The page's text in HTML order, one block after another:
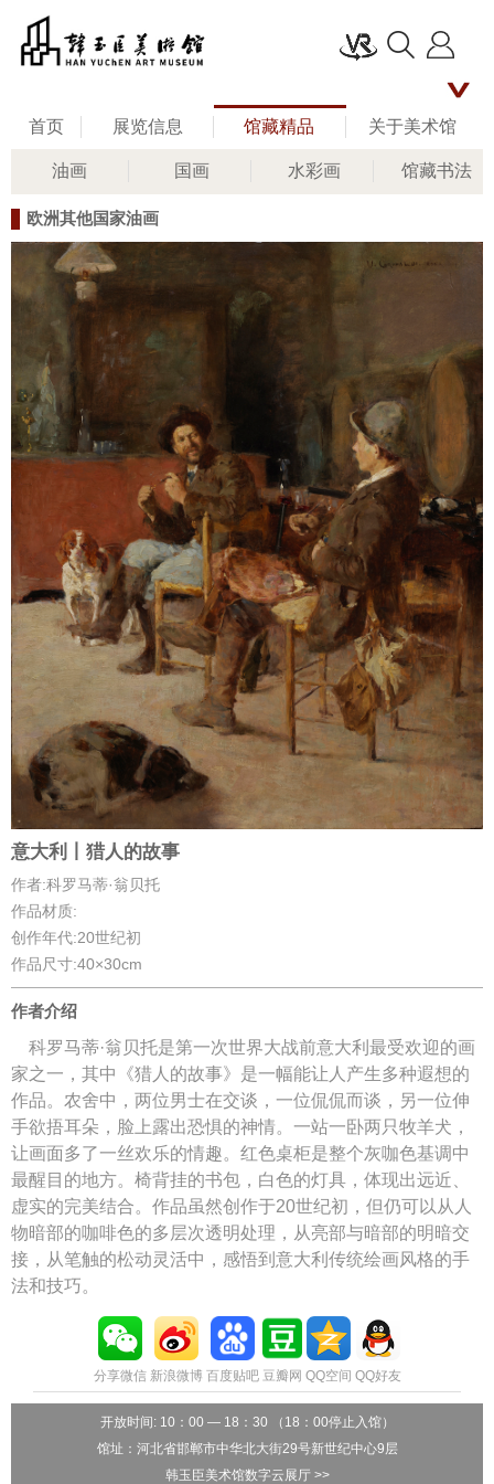
首页 展览信息 馆藏精品 关于美术馆
油画 国画 水彩画 馆藏书法
名家评说
公共教育 留言板
欧洲其他国家油画
意大利丨猎人的故事
作者:科罗马蒂·翁贝托
作品材质:
创作年代:20世纪初
作品尺寸:40×30cm
作者介绍
科罗马蒂·翁贝托是第一次世界大战前意大利最受欢迎的画
家之一，其中《猎人的故事》是一幅能让人产生多种遐想的
作品。农舍中，两位男士在交谈，一位侃侃而谈，另一位伸
手欲捂耳朵，脸上露出恐惧的神情。一站一卧两只牧羊犬，
让画面多了一丝欢乐的情趣。红色桌柜是整个灰咖色基调中
最醒目的地方。椅背挂的书包，白色的灯具，体现出远近、
虚实的完美结合。作品虽然创作于20世纪初，但仍可以从人
物暗部的咖啡色的多层次透明处理，从亮部与暗部的明暗交
接，从笔触的松动灵活中，感悟到意大利传统绘画风格的手
法和技巧。
分享微信 新浪微博 百度贴吧 豆瓣网 QQ空间 QQ好友
开放时间: 10：00 — 18：30 （18：00停止入馆）
馆址：河北省邯郸市中华北大街29号新世纪中心9层
韩玉臣美术馆数字云展厅 >>